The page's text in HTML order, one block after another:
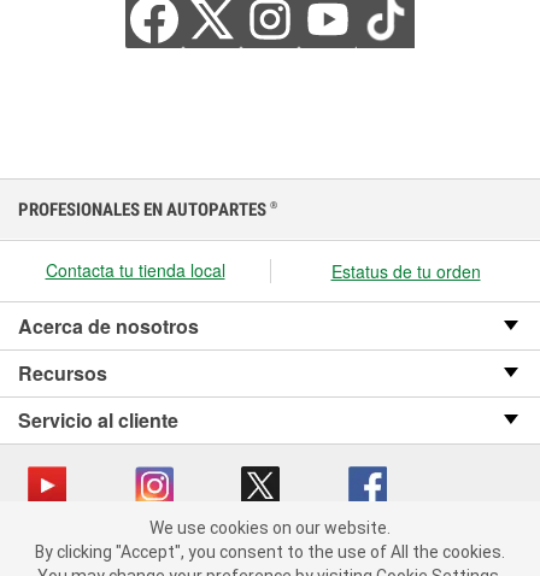
We use cookies on our website. By clicking "Accept", you consent
to the use of All the cookies.
PROFESIONALES EN AUTOPARTES ®
Contacta tu tienda local Estatus de tu orden
Acerca de nosotros
Recursos
Servicio al cliente
Copyright © 2008-2026 O’Reilly Auto Parts v OST_3.2.0.0.729 (3) cv1361
catalog_main
We use cookies on our website.
By clicking "Accept", you consent to the use of All the cookies.